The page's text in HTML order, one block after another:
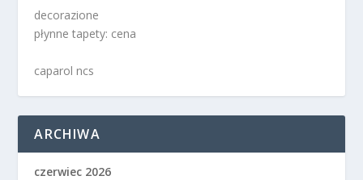
decorazione
płynne tapety: cena
caparol ncs
ARCHIWA
czerwiec 2026